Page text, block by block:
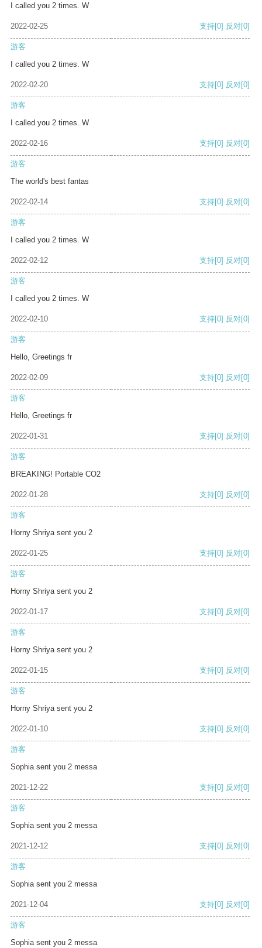
I called you 2 times. W
2022-02-25 支持[0] 反对[0]
游客
I called you 2 times. W
2022-02-20 支持[0] 反对[0]
游客
I called you 2 times. W
2022-02-16 支持[0] 反对[0]
游客
The world's best fantas
2022-02-14 支持[0] 反对[0]
游客
I called you 2 times. W
2022-02-12 支持[0] 反对[0]
游客
I called you 2 times. W
2022-02-10 支持[0] 反对[0]
游客
Hello, Greetings fr
2022-02-09 支持[0] 反对[0]
游客
Hello, Greetings fr
2022-01-31 支持[0] 反对[0]
游客
BREAKING! Portable CO2
2022-01-28 支持[0] 反对[0]
游客
Horny Shriya sent you 2
2022-01-25 支持[0] 反对[0]
游客
Horny Shriya sent you 2
2022-01-17 支持[0] 反对[0]
游客
Horny Shriya sent you 2
2022-01-15 支持[0] 反对[0]
游客
Horny Shriya sent you 2
2022-01-10 支持[0] 反对[0]
游客
Sophia sent you 2 messa
2021-12-22 支持[0] 反对[0]
游客
Sophia sent you 2 messa
2021-12-12 支持[0] 反对[0]
游客
Sophia sent you 2 messa
2021-12-04 支持[0] 反对[0]
游客
Sophia sent you 2 messa